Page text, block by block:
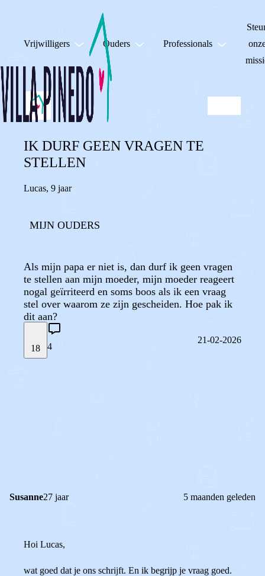
Vrijwilligers Ouders Professionals
IK DURF GEEN VRAGEN TE
STELLEN
Lucas, 9 jaar
MIJN OUDERS
Als mijn papa er niet is, dan durf ik geen vragen
te stellen aan mijn moeder, mijn moeder reageert
nogal geïrriteerd en soms boos als ik een vraag
stel over waarom ze zijn gescheiden. Hoe pak ik
dit aan?
18 4
21-02-2026
Susanne27 jaar 5 maanden geleden
Hoi Lucas,
wat goed dat je ons schrijft. En ik begrijp je vraag goed.